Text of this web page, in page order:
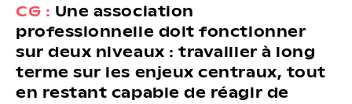
CG : Une association
professionnelle doit fonctionner
sur deux niveaux : travailler à long
terme sur les enjeux centraux, tout
en restant capable de réagir de